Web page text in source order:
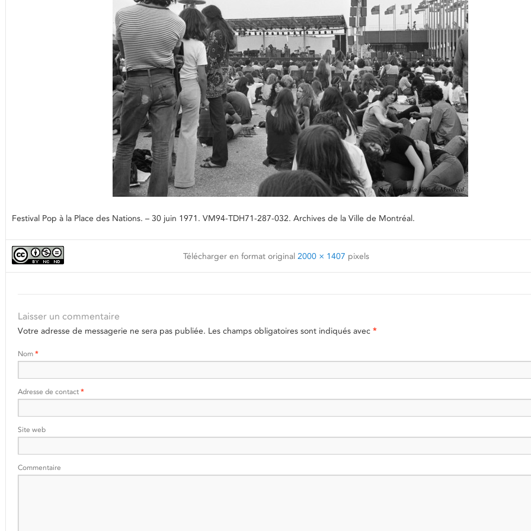
Festival Pop à la Place des Nations. – 30 juin 1971. VM94-TDH71-287-032. Archives de la Ville de Montréal.
Télécharger en format original 2000 × 1407 pixels
Laisser un commentaire
Votre adresse de messagerie ne sera pas publiée. Les champs obligatoires sont indiqués avec *
Nom *
Adresse de contact *
Site web
Commentaire